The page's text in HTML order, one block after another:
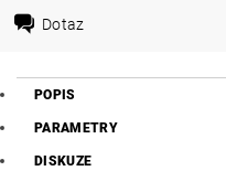
Dotaz
POPIS
PARAMETRY
DISKUZE